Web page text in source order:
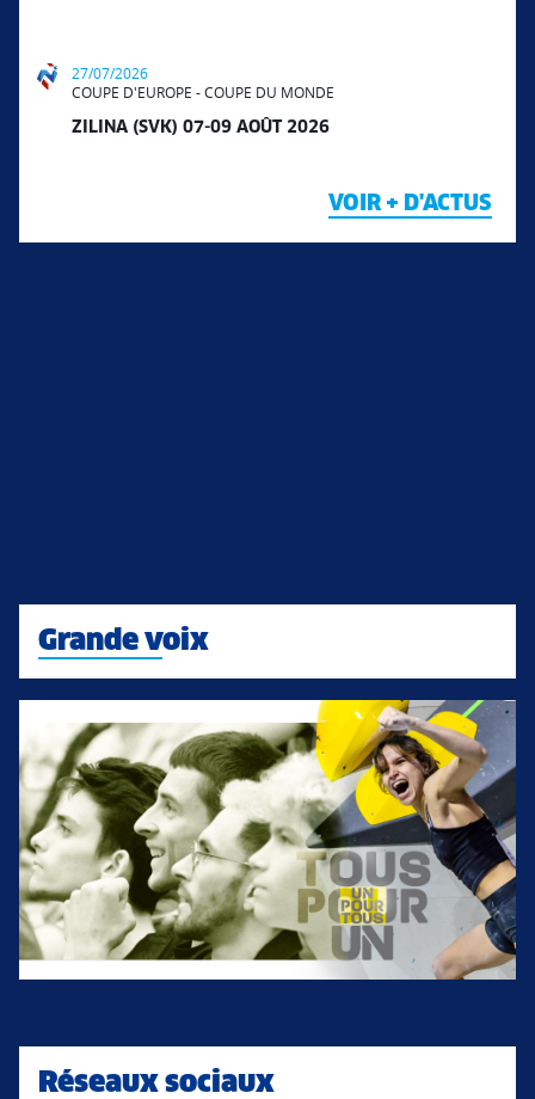
27/07/2026
COUPE D'EUROPE - COUPE DU MONDE
ZILINA (SVK) 07-09 AOÛT 2026
VOIR + D'ACTUS
Grande voix
Réseaux sociaux